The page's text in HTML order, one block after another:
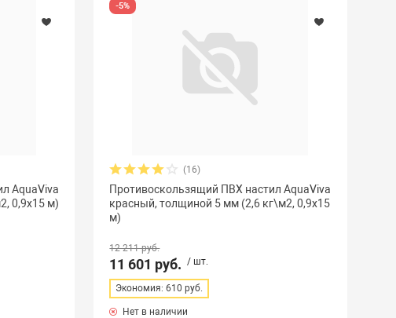
AquaViva
0,9х15 м)
-5%
(16)
Противоскользящий ПВХ настил AquaViva
красный, толщиной 5 мм (2,6 кг\м2, 0,9х15
м)
12 211 руб.
11 601 руб. / шт.
Экономия: 610 руб.
Нет в наличии